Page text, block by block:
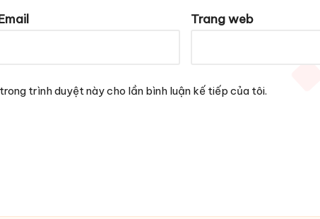
Trang web
trình duyệt này cho lần bình luận kế tiếp của tôi.